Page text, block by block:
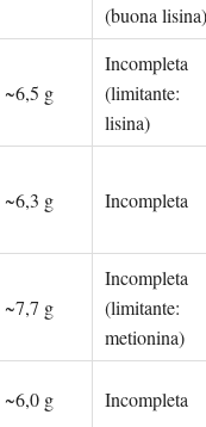
(buona lisina)
~6,5 g
Incompleta
(limitante:
lisina)
~6,3 g Incompleta
~7,7 g
Incompleta
(limitante:
metionina)
~6,0 g Incompleta